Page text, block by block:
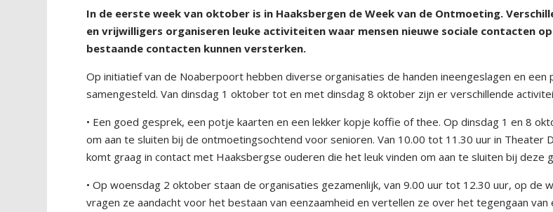
In de eerste week van oktober is in Haaksbergen de Week van de Ontmoeting.
en vrijwilligers organiseren leuke activiteiten waar mensen nieuwe sociale contacten
bestaande contacten kunnen versterken.
Op initiatief van de Noaberpoort hebben diverse organisaties de handen ineengeslagen en een
samengesteld. Van dinsdag 1 oktober tot en met dinsdag 8 oktober zijn er verschillende
• Een goed gesprek, een potje kaarten en een lekker kopje koffie of thee. Op dinsdag 1 en 8
om aan te sluiten bij de ontmoetingsochtend voor senioren. Van 10.00 tot 11.30 uur in Theater
komt graag in contact met Haaksbergse ouderen die het leuk vinden om aan te sluiten bij deze
• Op woensdag 2 oktober staan de organisaties gezamenlijk, van 9.00 uur tot 12.30 uur, op de
vragen ze aandacht voor het bestaan van eenzaamheid en vertellen ze over het tegengaan van